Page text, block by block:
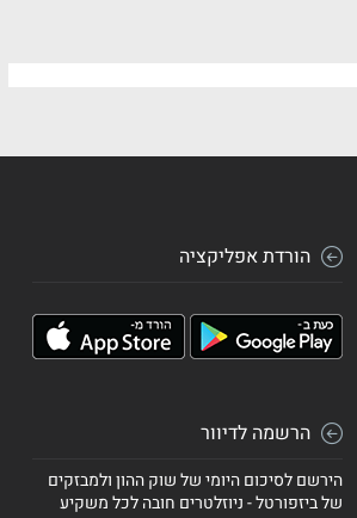
הורדת אפליקציה
הרשמה לדיוור
הירשם לסיכום היומי של שוק ההון ולמבזקים
של ביזפורטל - ניוזלטרים חובה לכל משקיע